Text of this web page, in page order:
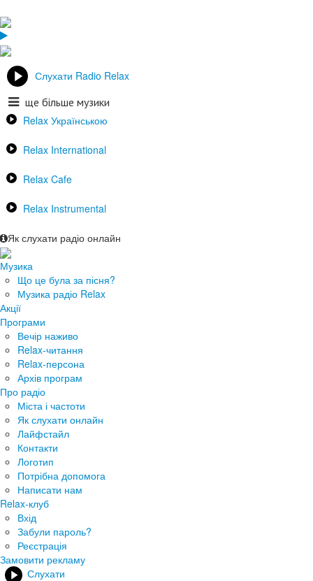
Слухати Radio Relax
ще більше музики
Relax Українською
Relax International
Relax Cafe
Relax Instrumental
Як слухати радіо онлайн
Музика
Що це була за пісня?
Музика радіо Relax
Акції
Програми
Вечір наживо
Relax-читання
Relax-персона
Архів програм
Про радіо
Міста і частоти
Як слухати онлайн
Лайфстайл
Контакти
Логотип
Потрібна допомога
Написати нам
Relax-клуб
Вхід
Забули пароль?
Реєстрація
Замовити рекламу
Слухати